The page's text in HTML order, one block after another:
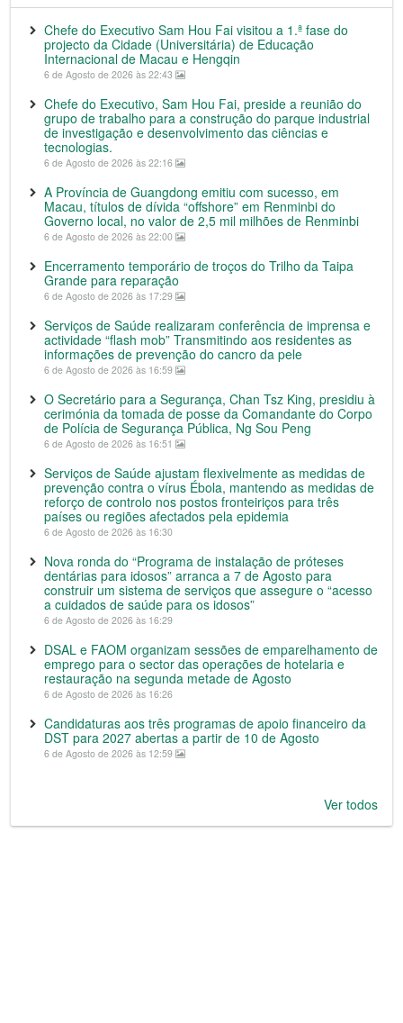
Chefe do Executivo Sam Hou Fai visitou a 1.ª fase do
projecto da Cidade (Universitária) de Educação
Internacional de Macau e Hengqin
6 de Agosto de 2026 às 22:43
Chefe do Executivo, Sam Hou Fai, preside a reunião do
grupo de trabalho para a construção do parque industrial
de investigação e desenvolvimento das ciências e
tecnologias.
6 de Agosto de 2026 às 22:16
A Província de Guangdong emitiu com sucesso, em
Macau, títulos de dívida “offshore” em Renminbi do
Governo local, no valor de 2,5 mil milhões de Renminbi
6 de Agosto de 2026 às 22:00
Encerramento temporário de troços do Trilho da Taipa
Grande para reparação
6 de Agosto de 2026 às 17:29
Serviços de Saúde realizaram conferência de imprensa e
actividade “flash mob” Transmitindo aos residentes as
informações de prevenção do cancro da pele
6 de Agosto de 2026 às 16:59
O Secretário para a Segurança, Chan Tsz King, presidiu à
cerimónia da tomada de posse da Comandante do Corpo
de Polícia de Segurança Pública, Ng Sou Peng
6 de Agosto de 2026 às 16:51
Serviços de Saúde ajustam flexivelmente as medidas de
prevenção contra o vírus Ébola, mantendo as medidas de
reforço de controlo nos postos fronteiriços para três
países ou regiões afectados pela epidemia
6 de Agosto de 2026 às 16:30
Nova ronda do “Programa de instalação de próteses
dentárias para idosos” arranca a 7 de Agosto para
construir um sistema de serviços que assegure o “acesso
a cuidados de saúde para os idosos”
6 de Agosto de 2026 às 16:29
DSAL e FAOM organizam sessões de emparelhamento de
emprego para o sector das operações de hotelaria e
restauração na segunda metade de Agosto
6 de Agosto de 2026 às 16:26
Candidaturas aos três programas de apoio financeiro da
DST para 2027 abertas a partir de 10 de Agosto
6 de Agosto de 2026 às 12:59
Ver todos